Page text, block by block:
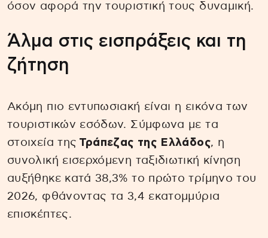
όσον αφορά την τουριστική τους δυναμική.
Άλμα στις εισπράξεις και τη
ζήτηση
Ακόμη πιο εντυπωσιακή είναι η εικόνα των
τουριστικών εσόδων. Σύμφωνα με τα
στοιχεία της Τράπεζας της Ελλάδος, η
συνολική εισερχόμενη ταξιδιωτική κίνηση
αυξήθηκε κατά 38,3% το πρώτο τρίμηνο του
2026, φθάνοντας τα 3,4 εκατομμύρια
επισκέπτες.